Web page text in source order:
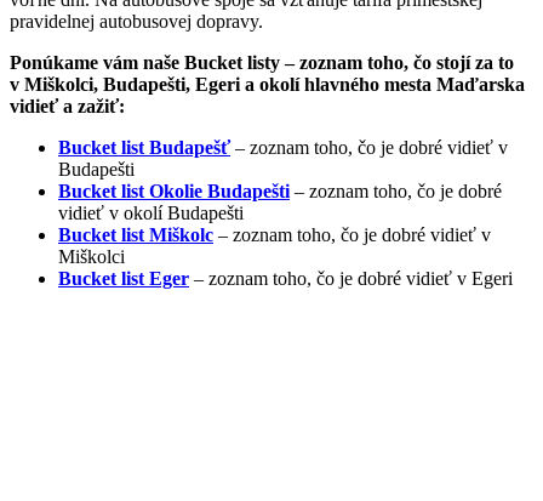
pravidelnej autobusovej dopravy.
Ponúkame vám naše Bucket listy – zoznam toho, čo stojí za to
v Miškolci, Budapešti, Egeri a okolí hlavného mesta Maďarska
vidieť a zažiť:
Bucket list Budapešť– zoznam toho, čo je dobré vidieť v
Budapešti
Bucket list Okolie Budapešti – zoznam toho, čo je dobré
vidieť v okolí Budapešti
Bucket list Miškolc – zoznam toho, čo je dobré vidieť v
Miškolci
Bucket list Eger – zoznam toho, čo je dobré vidieť v Egeri